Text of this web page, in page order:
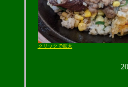
クリックで拡大